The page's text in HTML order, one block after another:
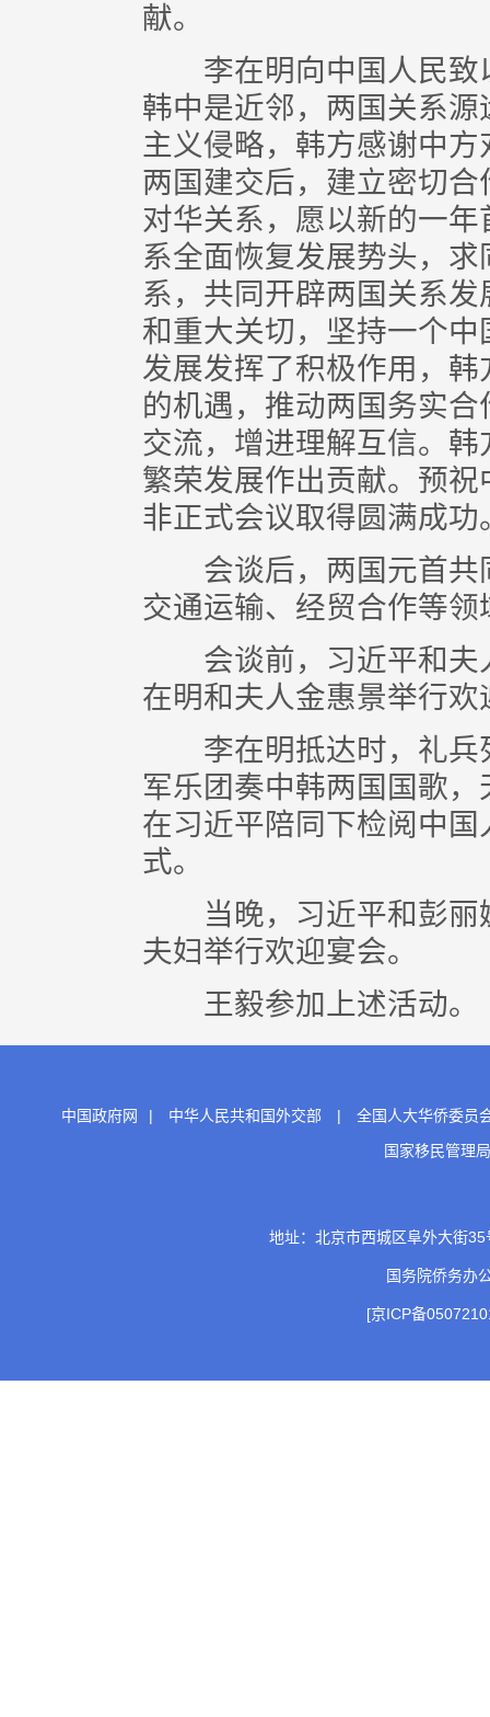
献。
李在明向中国人民致
韩中是近邻，两国关系
主义侵略，韩方感谢中
两国建交后，建立密切
对华关系，愿以新的一
系全面恢复发展势头，
系，共同开辟两国关系
和重大关切，坚持一个
发展发挥了积极作用，
的机遇，推动两国务实
交流，增进理解互信。
繁荣发展作出贡献。预
非正式会议取得圆满成功
会谈后，两国元首共
交通运输、经贸合作等领
会谈前，习近平和夫
在明和夫人金惠景举行欢
李在明抵达时，礼兵
军乐团奏中韩两国国歌
在习近平陪同下检阅中
式。
当晚，习近平和彭丽
夫妇举行欢迎宴会。
王毅参加上述活动。
中国政府网 | 中华人民共和国外交部 |
全国人大华侨委员
国家移民管理局
地址：北京市西城区阜外大街
国务院侨务
[京ICP备